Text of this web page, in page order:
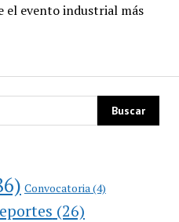
el evento industrial más
Convocatoria (4)
(26)